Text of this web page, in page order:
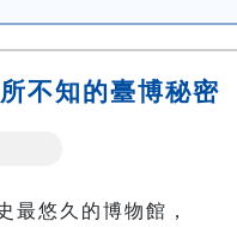
不知的臺博秘密
最悠久的博物館，